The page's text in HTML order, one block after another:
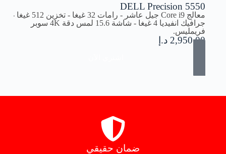
DELL Precision 5550
معالج Core i9 جيل عاشر - رامات 32 غيغا - تخزين 512 غيغا -
جرافيك انفيديا 4 غيغا - شاشة 15.6 لمس دقة 4K سوبر
فريمليس.
2,950.00 د.إ
ضمان حقيقي